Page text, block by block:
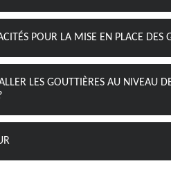
POUR LA MISE EN PLACE
LES GOUTTIÈRES AU NIVEAU